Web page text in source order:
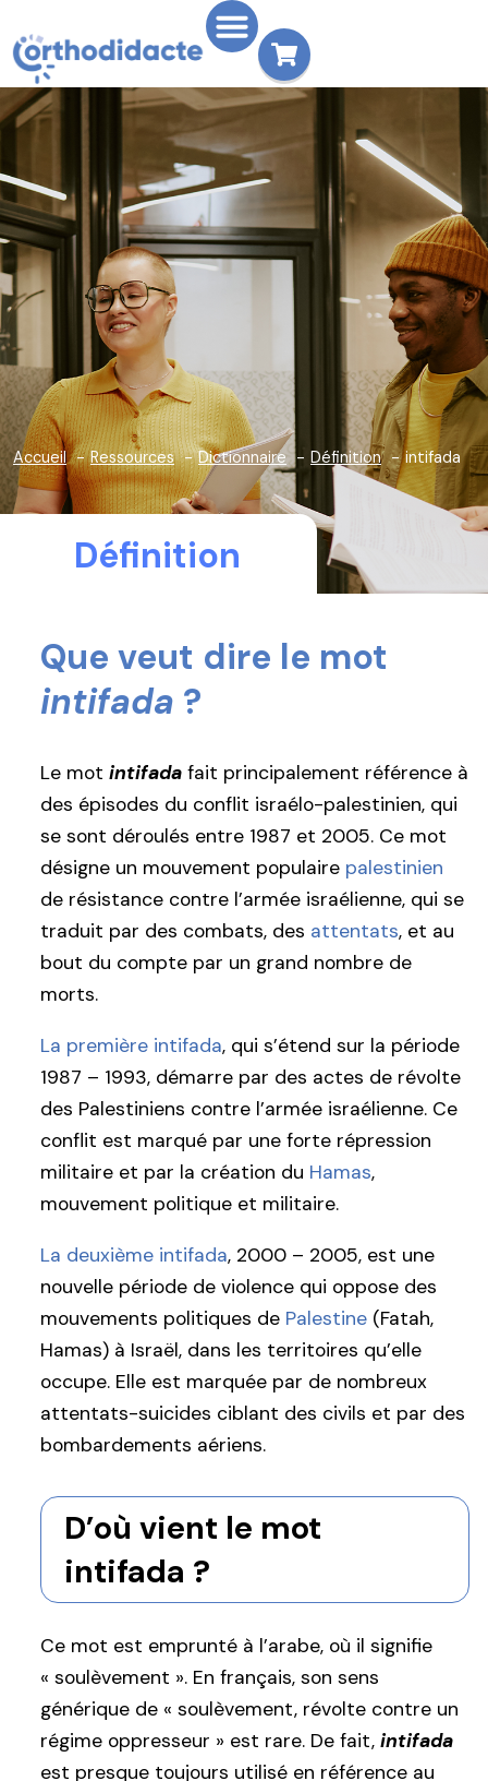
Accueil Ressources Dictionnaire Définition intifada
Définition
Que veut dire le mot
intifada ?
Le mot intifada fait principalement référence à
des épisodes du conflit israélo-palestinien, qui
se sont déroulés entre 1987 et 2005. Ce mot
désigne un mouvement populaire palestinien
de résistance contre l’armée israélienne, qui se
traduit par des combats, des attentats, et au
bout du compte par un grand nombre de
morts.
La première intifada, qui s’étend sur la période
1987 – 1993, démarre par des actes de révolte
des Palestiniens contre l’armée israélienne. Ce
conflit est marqué par une forte répression
militaire et par la création du Hamas,
mouvement politique et militaire.
La deuxième intifada, 2000 – 2005, est une
nouvelle période de violence qui oppose des
mouvements politiques de Palestine (Fatah,
Hamas) à Israël, dans les territoires qu’elle
occupe. Elle est marquée par de nombreux
attentats-suicides ciblant des civils et par des
bombardements aériens.
D’où vient le mot
intifada ?
Ce mot est emprunté à l’arabe, où il signifie
« soulèvement ». En français, son sens
générique de « soulèvement, révolte contre un
régime oppresseur » est rare. De fait, intifada
est presque toujours utilisé en référence au